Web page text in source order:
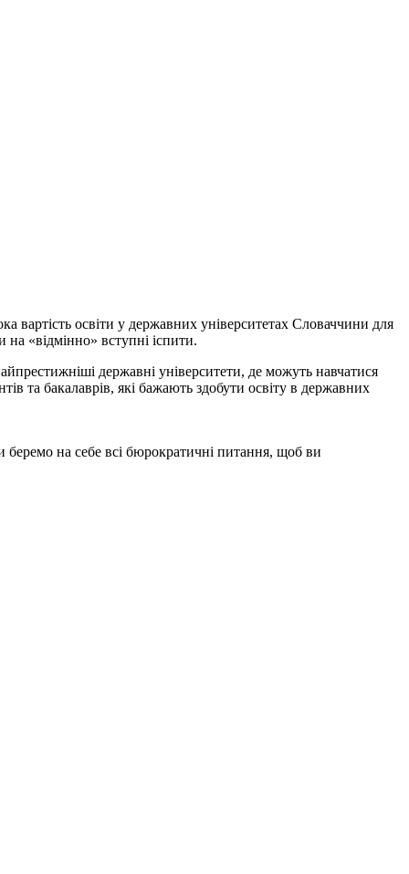
вартість освіти у державних університетах Словаччини для
«відмінно» вступні іспити.
державні університети, де можуть навчатися
та бакалаврів, які бажають здобути освіту в державних
на себе всі бюрократичні питання, щоб ви